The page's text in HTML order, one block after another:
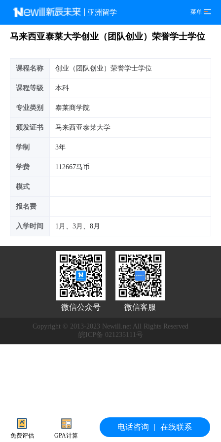
免费评估 GPA计算
电话咨询 | 在线联系
亚洲留学 菜单
马来西亚泰莱大学创业（团队创业）荣誉学士学位
课程名称 创业（团队创业）荣誉学士学位
课程等级 本科
专业类别 泰莱商学院
颁发证书 马来西亚泰莱大学
学制 3年
学费 112667马币
模式
报名费
入学时间 1月、3月、8月
微信公众号 微信客服
Copyright © 2013-2023 Newill.net All Rights Reserved
皖ICP备 021235111号